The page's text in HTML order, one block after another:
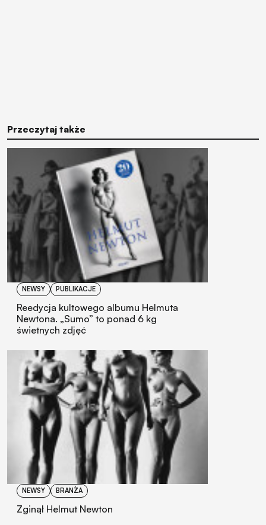
Przeczytaj także
NEWSY PUBLIKACJE
Reedycja kultowego albumu Helmuta
Newtona. „Sumo” to ponad 6 kg
świetnych zdjęć
NEWSY BRANŻA
Zginął Helmut Newton